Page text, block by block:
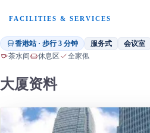
FACILITIES & SERVICES
香港站 · 步行 3 分钟 服务式 会议室
茶水间 休息区 全家俬
大厦资料